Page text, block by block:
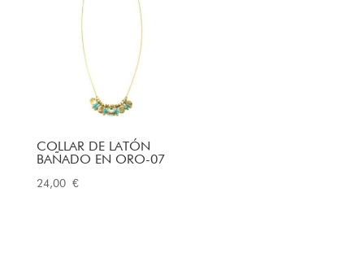
COLLAR DE LATÓN
BAÑADO EN ORO-07
24,00 €